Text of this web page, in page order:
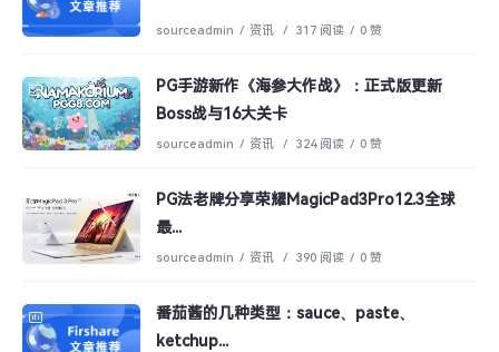
sourceadmin / 资讯 / 317 阅读 / 0 赞
PG手游新作《海参大作战》：正式版更新
Boss战与16大关卡
sourceadmin / 资讯 / 324 阅读 / 0 赞
PG法老牌分享荣耀MagicPad3Pro12.3全球
最...
sourceadmin / 资讯 / 390 阅读 / 0 赞
番茄酱的几种类型：sauce、paste、
ketchup...